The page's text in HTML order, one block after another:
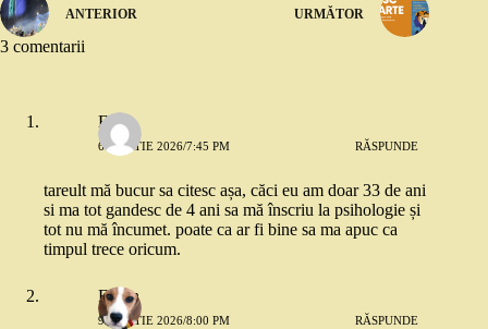
ANTERIOR URMĂTOR
3 comentarii
Eliza
6 MARTIE 2026/7:45 PM RĂSPUNDE
tareult mă bucur sa citesc așa, căci eu am doar 33 de ani
si ma tot gandesc de 4 ani sa mă înscriu la psihologie și
tot nu mă încumet. poate ca ar fi bine sa ma apuc ca
timpul trece oricum.
Florin
9 MARTIE 2026/8:00 PM RĂSPUNDE